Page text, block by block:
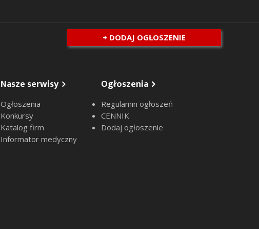
+ DODAJ OGŁOSZENIE
Nasze serwisy
Ogłoszenia
Konkursy
Katalog firm
Informator medyczny
Ogłoszenia
Regulamin ogłoszeń
CENNIK
Dodaj ogłoszenie